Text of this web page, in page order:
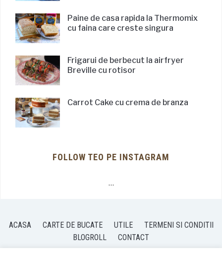
Paine de casa rapida la Thermomix
cu faina care creste singura
Frigarui de berbecut la airfryer
Breville cu rotisor
Carrot Cake cu crema de branza
FOLLOW TEO PE INSTAGRAM
…
ACASA CARTE DE BUCATE UTILE
TERMENI SI CONDITII
BLOGROLL
CONTACT